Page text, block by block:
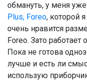
обмануть, у меня
Plus, Foreo, которой
очень нравится
Foreo. Зато работает
Пока не готова
лучше и есть ли
использую